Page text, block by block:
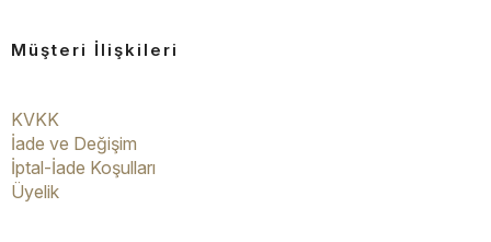
Müşteri İlişkileri
KVKK
İade ve Değişim
İptal-İade Koşulları
Üyelik